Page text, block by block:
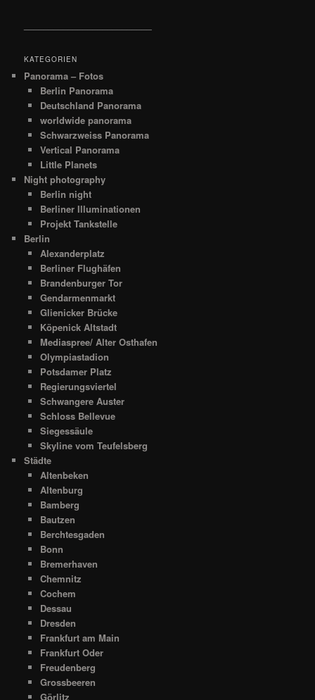
KATEGORIEN
Panorama – Fotos
Berlin Panorama
Deutschland Panorama
worldwide panorama
Schwarzweiss Panorama
Vertical Panorama
Little Planets
Night photography
Berlin night
Berliner Illuminationen
Projekt Tankstelle
Berlin
Alexanderplatz
Berliner Flughäfen
Brandenburger Tor
Gendarmenmarkt
Glienicker Brücke
Köpenick Altstadt
Mediaspree/ Alter Osthafen
Olympiastadion
Potsdamer Platz
Regierungsviertel
Schwangere Auster
Schloss Bellevue
Siegessäule
Skyline vom Teufelsberg
Städte
Altenbeken
Altenburg
Bamberg
Bautzen
Berchtesgaden
Bonn
Bremerhaven
Chemnitz
Cochem
Dessau
Dresden
Frankfurt am Main
Frankfurt Oder
Freudenberg
Grossbeeren
Görlitz